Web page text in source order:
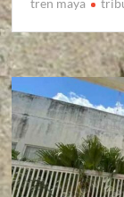
tren maya